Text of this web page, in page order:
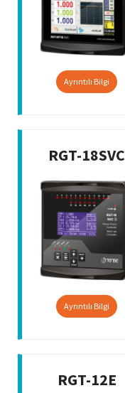
Ayrıntılı Bilgi
RGT-18SVC
Ayrıntılı Bilgi
RGT-12E